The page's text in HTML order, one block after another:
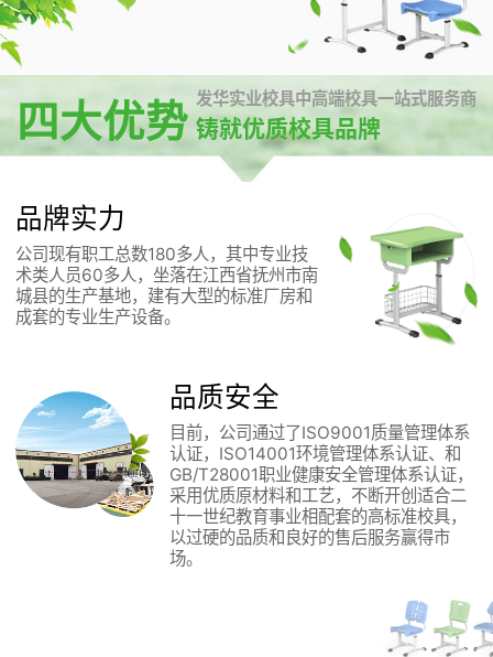
四大优势 发华实业校具中高端校具一站式服务商
铸就优质校具品牌
品牌实力
公司现有职工总数180多人，其中专业技
术类人员60多人，坐落在江西省抚州市南
城县的生产基地，建有大型的标准厂房和
成套的专业生产设备。
品质安全
目前，公司通过了ISO9001质量管理体系
认证，ISO14001环境管理体系认证、和
GB/T28001职业健康安全管理体系认证，
采用优质原材料和工艺，不断开创适合二
十一世纪教育事业相配套的高标准校具，
以过硬的品质和良好的售后服务赢得市
场。